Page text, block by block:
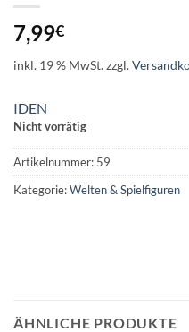
7,99€
inkl. 19 % MwSt.zzgl.
IDEN
Nicht vorrätig
Artikelnummer: 59
Kategorie:Welten & Spielfiguren
ÄHNLICHE PRODUKTE